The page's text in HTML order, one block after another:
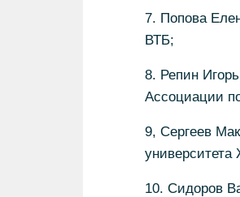
7. Попова
ВТБ;
8. Репин
Ассоциации
9, Сергеев
10. Сидоров